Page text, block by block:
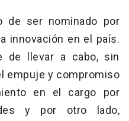
de ser nominado por
innovación en el país.
de llevar a cabo, sin
empuje y compromiso
en el cargo por
y por otro lado,